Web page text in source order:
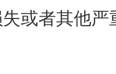
或者其他